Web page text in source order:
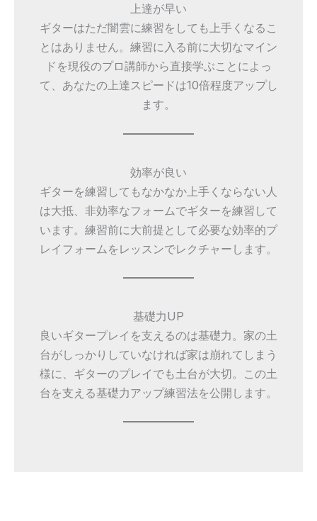
上達が早い
ギターはただ闇雲に練習をしても上手くなるこ
とはありません。練習に入る前に大切なマイン
ドを現役のプロ講師から直接学ぶことによっ
て、あなたの上達スピードは10倍程度アップし
ます。
効率が良い
ギターを練習してもなかなか上手くならない人
は大抵、非効率なフォームでギターを練習して
います。練習前に大前提として必要な効率的プ
レイフォームをレッスンでレクチャーします。
基礎力UP
良いギタープレイを支えるのは基礎力。家の土
台がしっかりしていなければ家は崩れてしまう
様に、ギターのプレイでも土台が大切。この土
台を支える基礎力アップ練習法を公開します。